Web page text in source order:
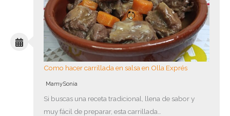
Como hacer carrillada en salsa en Olla Exprés
MamySonia
Si buscas una receta tradicional, llena de sabor y
muy fácil de preparar, esta carrillada…